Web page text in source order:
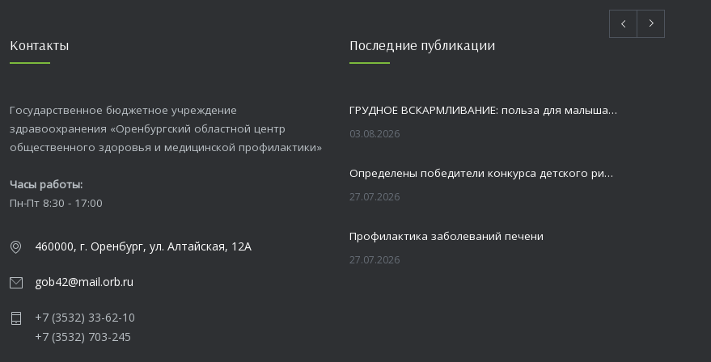
Контакты
Государственное бюджетное учреждение
здравоохранения «Оренбургский областной центр
общественного здоровья и медицинской профилактики»
Часы работы:
Пн-Пт 8:30 - 17:00
460000, г. Оренбург, ул. Алтайская, 12А
gob42@mail.orb.ru
+7 (3532) 33-62-10
+7 (3532) 703-245
Последние публикации
ГРУДНОЕ ВСКАРМЛИВАНИЕ: польза для малыша и мамы
03.08.2026
Определены победители конкурса детского рисунка «Я шагаю по Оренбуржью»
27.07.2026
Профилактика заболеваний печени
27.07.2026